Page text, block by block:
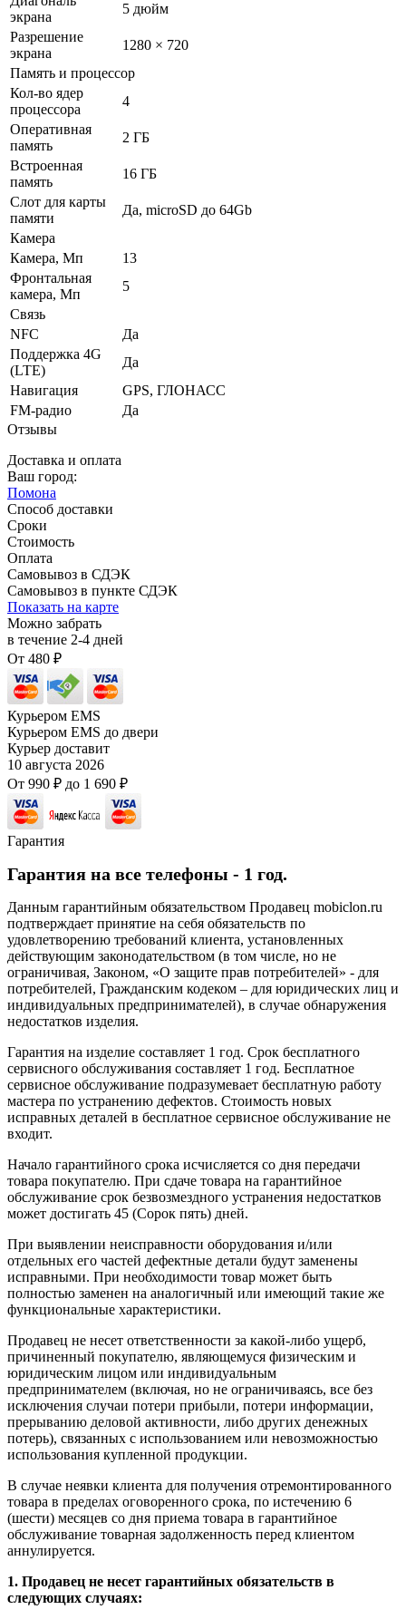
экрана
5 дюйм
Разрешение
экрана
1280 × 720
Память и процессор
Кол-во ядер
процессора
4
Оперативная
память
2 ГБ
Встроенная
память
16 ГБ
Слот для карты
памяти
Да, microSD до 64Gb
Камера
Камера, Мп
13
Фронтальная
камера, Мп
5
Связь
NFC
Да
Поддержка 4G
(LTE)
Да
Навигация
GPS, ГЛОНАСС
FM-радио
Да
Отзывы
Доставка и оплата
Ваш город:
Помона
Способ доставки
Сроки
Стоимость
Оплата
Самовывоз в СДЭК
Самовывоз в пункте СДЭК
Показать на карте
Можно забрать
в течение 2-4 дней
От 480 ₽
Курьером EMS
Курьером EMS до двери
Курьер доставит
10 августа 2026
От 990 ₽ до 1 690 ₽
Гарантия
Гарантия на все телефоны - 1 год.
Данным гарантийным обязательством Продавец mobiclon.ru
подтверждает принятие на себя обязательств по
удовлетворению требований клиента, установленных
действующим законодательством (в том числе, но не
ограничивая, Законом, «О защите прав потребителей» - для
потребителей, Гражданским кодеком – для юридических лиц и
индивидуальных предпринимателей), в случае обнаружения
недостатков изделия.
Гарантия на изделие составляет 1 год. Срок бесплатного
сервисного обслуживания составляет 1 год. Бесплатное
сервисное обслуживание подразумевает бесплатную работу
мастера по устранению дефектов. Стоимость новых
исправных деталей в бесплатное сервисное обслуживание не
входит.
Начало гарантийного срока исчисляется со дня передачи
товара покупателю. При сдаче товара на гарантийное
обслуживание срок безвозмездного устранения недостатков
может достигать 45 (Сорок пять) дней.
При выявлении неисправности оборудования и/или
отдельных его частей дефектные детали будут заменены
исправными. При необходимости товар может быть
полностью заменен на аналогичный или имеющий такие же
функциональные характеристики.
Продавец не несет ответственности за какой-либо ущерб,
причиненный покупателю, являющемуся физическим и
юридическим лицом или индивидуальным
предпринимателем (включая, но не ограничиваясь, все без
исключения случаи потери прибыли, потери информации,
прерыванию деловой активности, либо других денежных
потерь), связанных с использованием или невозможностью
использования купленной продукции.
В случае неявки клиента для получения отремонтированного
товара в пределах оговоренного срока, по истечению 6
(шести) месяцев со дня приема товара в гарантийное
обслуживание товарная задолженность перед клиентом
аннулируется.
1. Продавец не несет гарантийных обязательств в
следующих случаях: